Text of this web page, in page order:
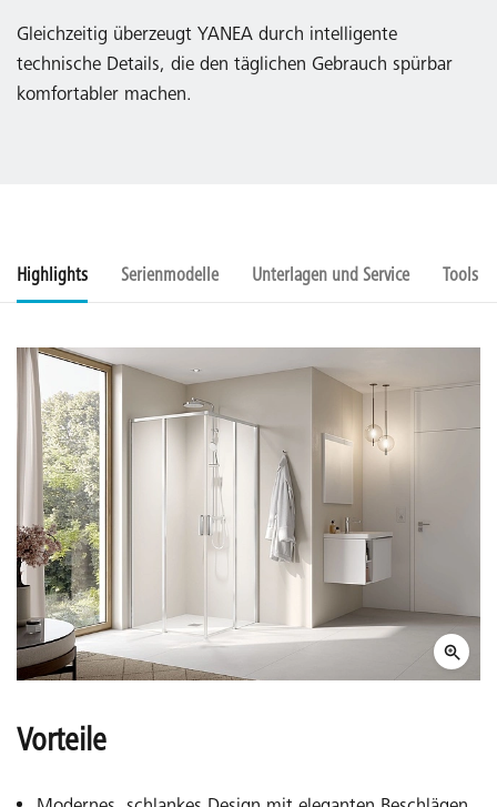
Gleichzeitig überzeugt YANEA durch intelligente
technische Details, die den täglichen Gebrauch spürbar
komfortabler machen.
Highlights Serienmodelle Unterlagen und Service Tools
Vorteile